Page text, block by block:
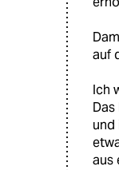
auf
Ich
und
aus